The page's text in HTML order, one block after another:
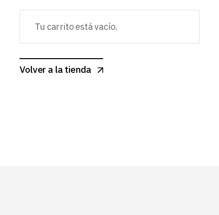
Tu carrito está vacío.
Volver a la tienda